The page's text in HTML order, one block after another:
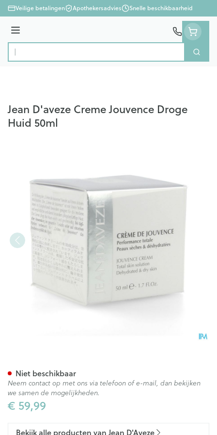
Ga naar de inhoud
Veilige betalingen Apothekersadvies Snelle beschikbaarheid
Menu
Product, merk, categorie...
Zoek
Jean D'aveze Creme Jouvence Droge
Huid 50ml
€ 59,99
Niet beschikbaar
Neem contact op met ons via telefoon of e-mail, dan bekijken
we samen de mogelijkheden.
Bekijk alle producten van Jean D'Aveze